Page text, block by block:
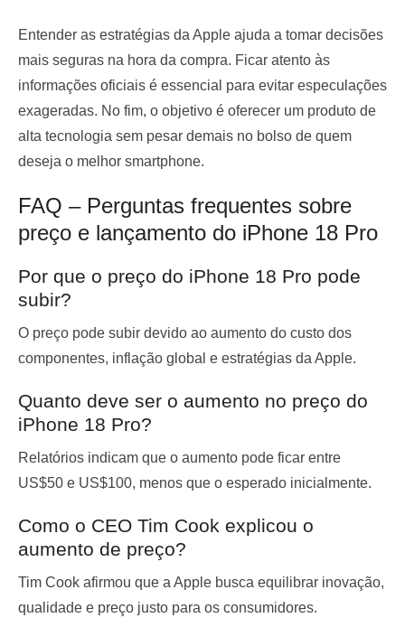
Entender as estratégias da Apple ajuda a tomar decisões
mais seguras na hora da compra. Ficar atento às
informações oficiais é essencial para evitar especulações
exageradas. No fim, o objetivo é oferecer um produto de
alta tecnologia sem pesar demais no bolso de quem
deseja o melhor smartphone.
FAQ – Perguntas frequentes sobre
preço e lançamento do iPhone 18 Pro
Por que o preço do iPhone 18 Pro pode
subir?
O preço pode subir devido ao aumento do custo dos
componentes, inflação global e estratégias da Apple.
Quanto deve ser o aumento no preço do
iPhone 18 Pro?
Relatórios indicam que o aumento pode ficar entre
US$50 e US$100, menos que o esperado inicialmente.
Como o CEO Tim Cook explicou o
aumento de preço?
Tim Cook afirmou que a Apple busca equilibrar inovação,
qualidade e preço justo para os consumidores.